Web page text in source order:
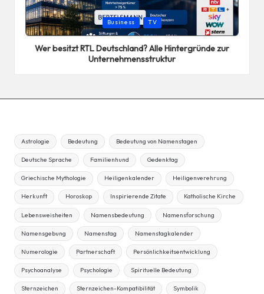
Posted
in
Business TV
Wer besitzt RTL Deutschland? Alle Hintergründe zur
Unternehmensstruktur
Astrologie Bedeutung Bedeutung von Namenstagen
Deutsche Sprache Familienhund Gedenktag
Griechische Mythologie Heiligenkalender Heiligenverehrung
Herkunft Horoskop Inspirierende Zitate Katholische Kirche
Lebensweisheiten Namensbedeutung Namensforschung
Namensgebung Namenstag Namenstagkalender
Numerologie Partnerschaft Persönlichkeitsentwicklung
Psychoanalyse Psychologie Spirituelle Bedeutung
Sternzeichen Sternzeichen-Kompatibilität Symbolik